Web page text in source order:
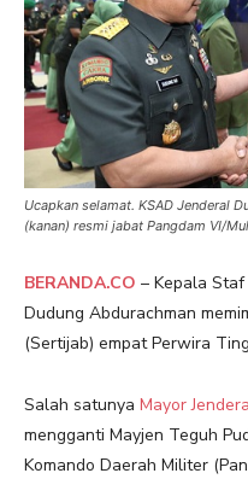
Ucapkan selamat. KSAD Jenderal
(kanan) resmi jabat Pangdam VI/
BERANDA.CO – Kepala
Dudung Abdurachman
(Sertijab) empat Perwira
Salah satunya Mayor
mengganti Mayjen Teguh
Komando Daerah Militer